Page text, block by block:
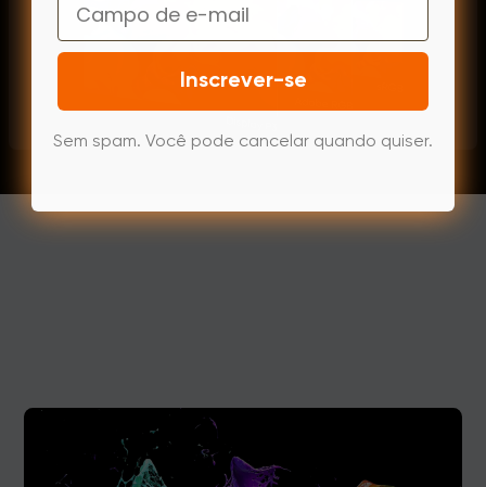
Inscrever-se
Sem spam. Você pode cancelar quando quiser.